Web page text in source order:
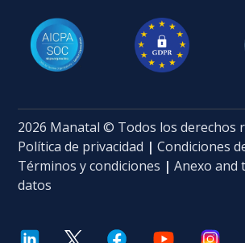
2026 Manatal © Todos los derechos
Política de privacidad |Condiciones
Términos y condiciones | Anexo and
datos